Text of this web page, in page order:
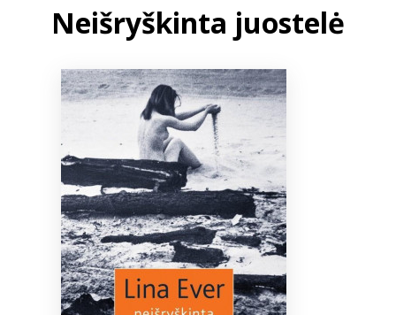
ELVIS atvyksta
Naujienos
+370 667 80 541
info@elvislab.lt
Neišryškinta juostelė